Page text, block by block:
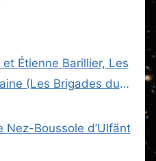
Étienne Barillier, Les
(Les Brigades du
Nez-Boussole d’Ulfänt